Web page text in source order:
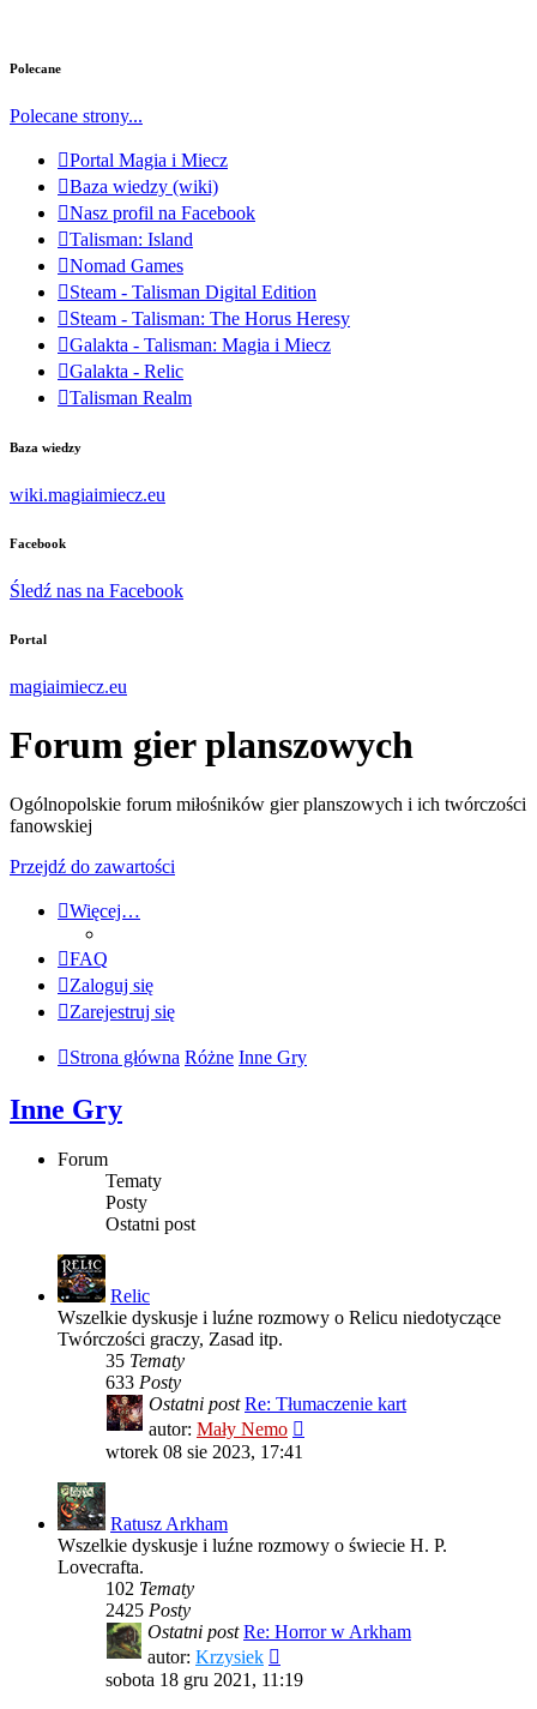
Polecane
Polecane strony...
Portal Magia i Miecz
Baza wiedzy (wiki)
Nasz profil na Facebook
Talisman: Island
Nomad Games
Steam - Talisman Digital Edition
Steam - Talisman: The Horus Heresy
Galakta - Talisman: Magia i Miecz
Galakta - Relic
Talisman Realm
Baza wiedzy
wiki.magiaimiecz.eu
Facebook
Śledź nas na Facebook
Portal
magiaimiecz.eu
Forum gier planszowych
Ogólnopolskie forum miłośników gier planszowych i ich twórczości
fanowskiej
Przejdź do zawartości
Więcej…
FAQ
Zaloguj się
Zarejestruj się
Strona główna Różne Inne Gry
Inne Gry
Forum
Tematy
Posty
Ostatni post
Relic
Wszelkie dyskusje i luźne rozmowy o Relicu niedotyczące
Twórczości graczy, Zasad itp.
35 Tematy
633 Posty
Ostatni post Re: Tłumaczenie kart
autor: Mały Nemo
wtorek 08 sie 2023, 17:41
Ratusz Arkham
Wszelkie dyskusje i luźne rozmowy o świecie H. P.
Lovecrafta.
102 Tematy
2425 Posty
Ostatni post Re: Horror w Arkham
autor: Krzysiek
najnowszy
sobota 18 gru 2021, 11:19